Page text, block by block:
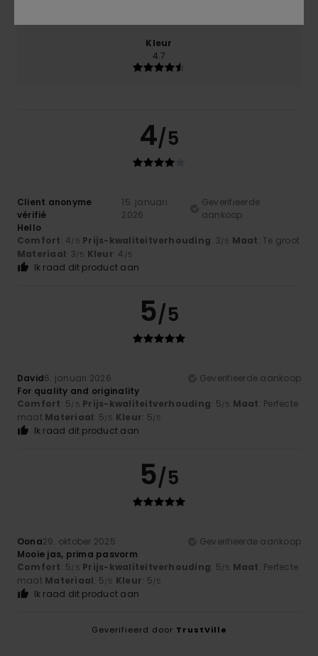
Kleur
4.7
4/5
Client anonyme
vérifié
15. januari
2026
Geverifieerde
aankoop
Hello
Comfort: 4/5 Prijs-kwaliteitverhouding: 3/5 Maat: Te groot
Materiaal: 3/5 Kleur: 4 /5
Ik raad dit product aan
5/5
David6. januari 2026
Geverifieerde aankoop
For quality and originality
Comfort: 5/5 Prijs-kwaliteitverhouding: 5/5 Maat: Perfecte
maat Materiaal: 5/5 Kleur: 5/5
Ik raad dit product aan
5/5
Oona29. oktober 2025
Geverifieerde aankoop
Mooie jas, prima pasvorm
Comfort: 5/5 Prijs-kwaliteitverhouding: 5/5 Maat: Perfecte
maat Materiaal: 5/5 Kleur: 5/5
Ik raad dit product aan
Geverifieerd door TrustVille